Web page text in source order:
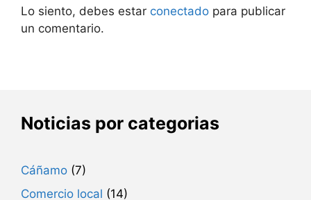
Lo siento, debes estar conectado para publicar
un comentario.
Noticias por categorias
Cáñamo (7)
Comercio local (14)